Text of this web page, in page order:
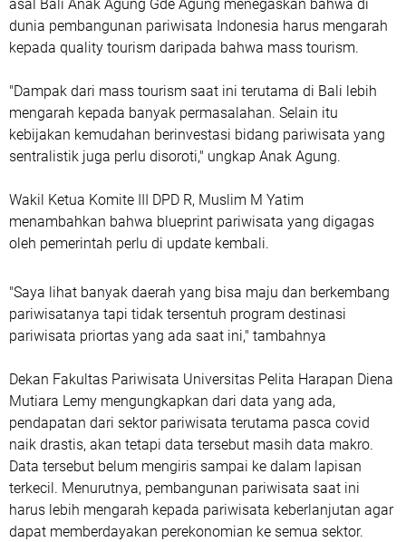
asal Bali Anak Agung Gde Agung menegaskan bahwa di
dunia pembangunan pariwisata Indonesia harus mengarah
kepada quality tourism daripada bahwa mass tourism.
"Dampak dari mass tourism saat ini terutama di Bali lebih
mengarah kepada banyak permasalahan. Selain itu
kebijakan kemudahan berinvestasi bidang pariwisata yang
sentralistik juga perlu disoroti," ungkap Anak Agung.
Wakil Ketua Komite III DPD R, Muslim M Yatim
menambahkan bahwa blueprint pariwisata yang digagas
oleh pemerintah perlu di update kembali.
"Saya lihat banyak daerah yang bisa maju dan berkembang
pariwisatanya tapi tidak tersentuh program destinasi
pariwisata priortas yang ada saat ini," tambahnya
Dekan Fakultas Pariwisata Universitas Pelita Harapan Diena
Mutiara Lemy mengungkapkan dari data yang ada,
pendapatan dari sektor pariwisata terutama pasca covid
naik drastis, akan tetapi data tersebut masih data makro.
Data tersebut belum mengiris sampai ke dalam lapisan
terkecil. Menurutnya, pembangunan pariwisata saat ini
harus lebih mengarah kepada pariwisata keberlanjutan agar
dapat memberdayakan perekonomian ke semua sektor.